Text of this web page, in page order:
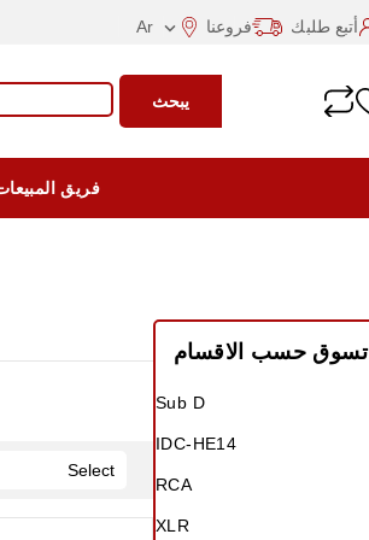
Ar  فروعنا أتبع طلبك
يبحث
فريق
تسوق حسب الاقسام
Sub D
IDC-HE14
RCA
XLR
Select